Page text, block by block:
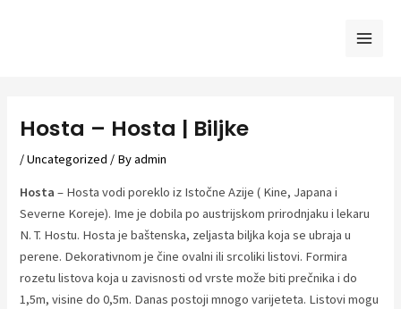
Hosta – Hosta | Biljke
/Uncategorized / Byadmin
Hosta – Hosta vodi poreklo iz Istočne Azije ( Kine, Japana i
Severne Koreje). Ime je dobila po austrijskom prirodnjaku i lekaru
N. T. Hostu. Hosta je baštenska, zeljasta biljka koja se ubraja u
perene. Dekorativnom je čine ovalni ili srcoliki listovi. Formira
rozetu listova koja u zavisnosti od vrste može biti prečnika i do
1,5m, visine do 0,5m. Danas postoji mnogo varijeteta. Listovi mogu